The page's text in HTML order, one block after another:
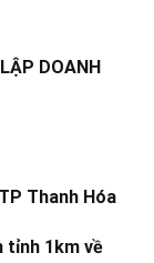
DOANH
Thanh Hóa
tỉnh 1km về